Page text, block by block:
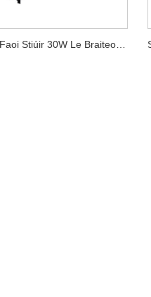
Solas Tuilte Faoi Stiúir 30W Le Braiteoir PIR